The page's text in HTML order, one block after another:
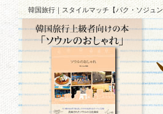
韓国旅行｜スタイルマッチ【パク・ソジュ